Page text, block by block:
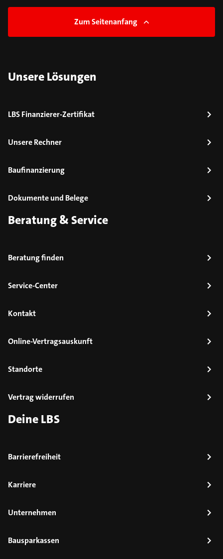
Zum Seitenanfang
Unsere Lösungen
LBS Finanzierer-Zertifikat
Unsere Rechner
Baufinanzierung
Dokumente und Belege
Beratung & Service
Beratung finden
Service-Center
Kontakt
Online-Vertragsauskunft
Standorte
Vertrag widerrufen
Deine LBS
Barrierefreiheit
Karriere
Unternehmen
Bausparkassen